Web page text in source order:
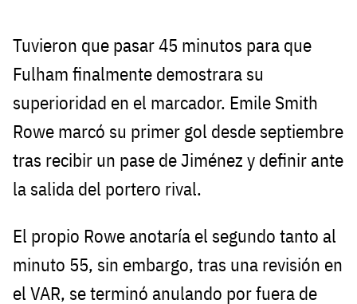
Tuvieron que pasar 45 minutos para que
Fulham finalmente demostrara su
superioridad en el marcador. Emile Smith
Rowe marcó su primer gol desde septiembre
tras recibir un pase de Jiménez y definir ante
la salida del portero rival.
El propio Rowe anotaría el segundo tanto al
minuto 55, sin embargo, tras una revisión en
el VAR, se terminó anulando por fuera de